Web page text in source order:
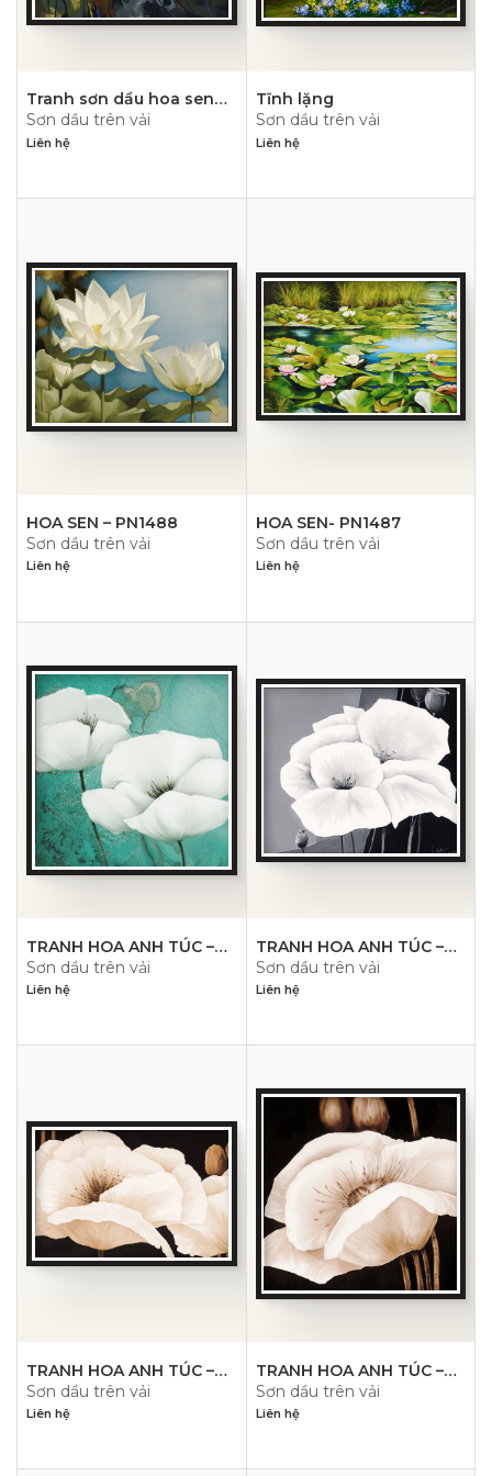
Tranh sơn dầu hoa sen
trừu tượng PN2141
Sơn dầu trên vải
Liên hệ
Tĩnh lặng
Sơn dầu trên vải
Liên hệ
HOA SEN – PN1488
Sơn dầu trên vải
Liên hệ
HOA SEN- PN1487
Sơn dầu trên vải
Liên hệ
TRANH HOA ANH TÚC –
PN1481
Sơn dầu trên vải
Liên hệ
TRANH HOA ANH TÚC –
PN1480
Sơn dầu trên vải
Liên hệ
TRANH HOA ANH TÚC –
PN1479
Sơn dầu trên vải
Liên hệ
TRANH HOA ANH TÚC –
PN1478
Sơn dầu trên vải
Liên hệ